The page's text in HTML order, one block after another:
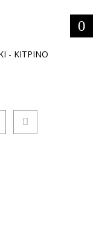
- ΚΙΤΡΙΝΟ